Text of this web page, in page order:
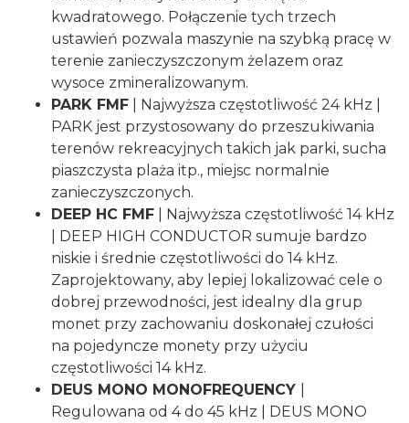
kwadratowego. Połączenie tych trzech
ustawień pozwala maszynie na szybką pracę w
terenie zanieczyszczonym żelazem oraz
wysoce zmineralizowanym.
PARK FMF | Najwyższa częstotliwość 24 kHz |
PARK jest przystosowany do przeszukiwania
terenów rekreacyjnych takich jak parki, sucha
piaszczysta plaża itp., miejsc normalnie
zanieczyszczonych.
DEEP HC FMF | Najwyższa częstotliwość 14 kHz
| DEEP HIGH CONDUCTOR sumuje bardzo
niskie i średnie częstotliwości do 14 kHz.
Zaprojektowany, aby lepiej lokalizować cele o
dobrej przewodności, jest idealny dla grup
monet przy zachowaniu doskonałej czułości
na pojedyncze monety przy użyciu
częstotliwości 14 kHz.
DEUS MONO MONOFREQUENCY
Regulowana od 4 do 45 kHz | DEUS MONO